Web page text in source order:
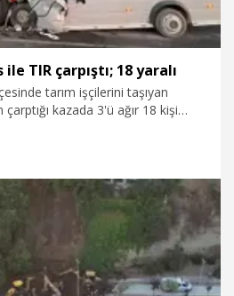
TIR çarpıştı; 18 yaralı
tarım işçilerini taşıyan
kazada 3'ü ağır 18 kişi